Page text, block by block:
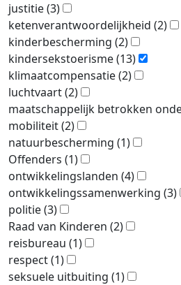
justitie(3)
ketenverantwoordelijkheid (2)
kinderbescherming (2)
kindersekstoerisme(13)
klimaatcompensatie(2)
luchtvaart(2)
maatschappelijk betrokken
mobiliteit(2)
natuurbescherming (1)
Offenders (1)
ontwikkelingslanden (4)
ontwikkelingssamenwerking (3)
politie(3)
Raad van Kinderen (2)
reisbureau (1)
respect(1)
seksuele uitbuiting (1)